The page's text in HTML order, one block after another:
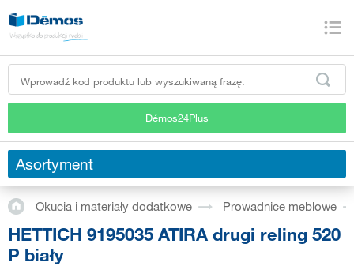
Démos24Plus
Asortyment
Okucia i materiały dodatkowe Prowadnice meblowe
HETTICH 9195035 ATIRA drugi reling 520
P biały